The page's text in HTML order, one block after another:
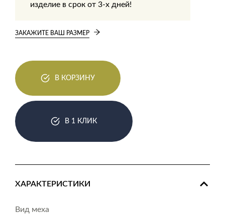
изделие в срок от 3-х дней!
ЗАКАЖИТЕ ВАШ РАЗМЕР
В КОРЗИНУ
В 1 КЛИК
ХАРАКТЕРИСТИКИ
Вид меха